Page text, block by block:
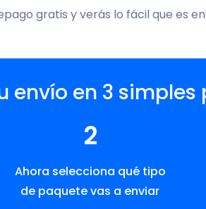
gratis y verás lo fácil que es
envío en 3 simples
2
Ahora selecciona qué tipo
de paquete vas a enviar